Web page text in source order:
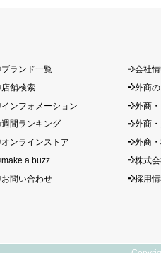
ブランド一覧
店舗検索
インフォメーション
週間ランキング
オンラインストア
make a buzz
お問い合わせ
会社情
外商
外商
外商
外商
株式
採用情